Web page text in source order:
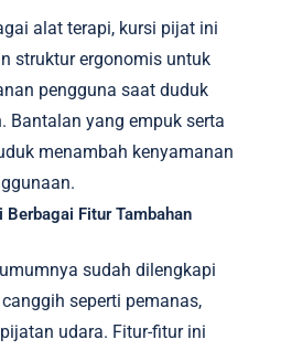
alat terapi, kursi pijat ini
struktur ergonomis untuk
pengguna saat duduk
Bantalan yang empuk serta
menambah kenyamanan
Berbagai Fitur Tambahan
sudah dilengkapi
seperti pemanas,
udara. Fitur-fitur ini